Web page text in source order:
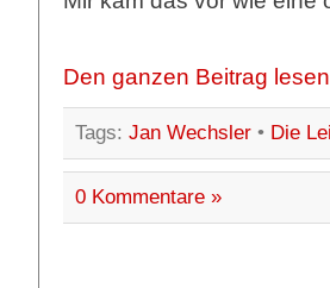
Den ganzen Beitrag
Tags: Jan Wechsler• Die
0 Kommentare »